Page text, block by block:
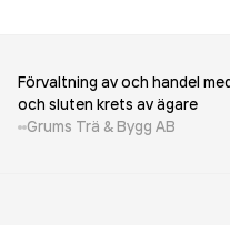
Förvaltning av och handel
och sluten krets av ägare
Grums Trä & Bygg AB